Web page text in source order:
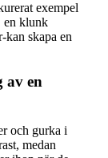
exempel
en klunk
kan skapa en
av en
och gurka i
medan